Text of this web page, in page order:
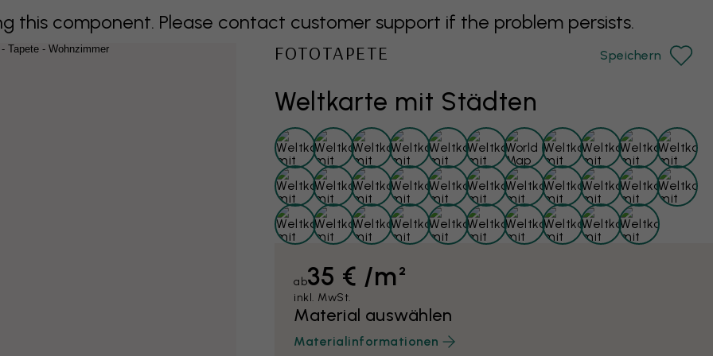
this component. Please contact customer support if the problem persists.
Weltkarte mit Städten
FOTOTAPETE Speichern
ab35 € /m²
inkl. MwSt.
Material auswählen
Materialinformationen